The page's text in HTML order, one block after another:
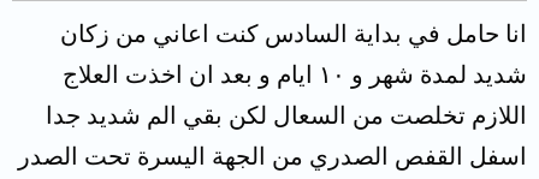
انا حامل في بداية السادس كنت اعاني من زكان
شديد لمدة شهر و ١٠ ايام و بعد ان اخذت العلاج
اللازم تخلصت من السعال لكن بقي الم شديد جدا
اسفل القفص الصدري من الجهة اليسرة تحت الصدر